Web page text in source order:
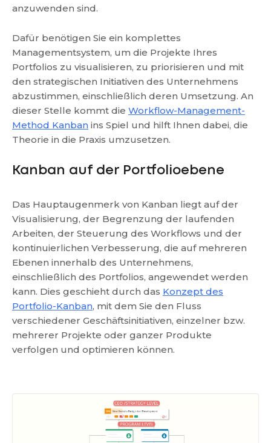
anzuwenden sind.
Dafür benötigen Sie ein komplettes
Managementsystem, um die Projekte Ihres
Portfolios zu visualisieren, zu priorisieren und mit
den strategischen Initiativen des Unternehmens
abzustimmen, einschließlich deren Umsetzung. An
dieser Stelle kommt die Workflow-Management-
Method Kanban ins Spiel und hilft Ihnen dabei, die
Theorie in die Praxis umzusetzen.
Kanban auf der Portfolioebene
Das Hauptaugenmerk von Kanban liegt auf der
Visualisierung, der Begrenzung der laufenden
Arbeiten, der Steuerung des Workflows und der
kontinuierlichen Verbesserung, die auf mehreren
Ebenen innerhalb des Unternehmens,
einschließlich des Portfolios, angewendet werden
kann. Dies geschieht durch das Konzept des
Portfolio-Kanban, mit dem Sie den Fluss
verschiedener Geschäftsinitiativen, einzelner bzw.
mehrerer Projekte oder ganzer Produkte
verfolgen und optimieren können.